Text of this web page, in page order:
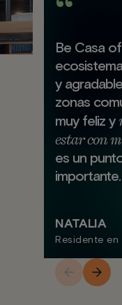
Be Casa
y
zonas
muy feliz y
estar con
es un
importante.
NATALIA
Residente